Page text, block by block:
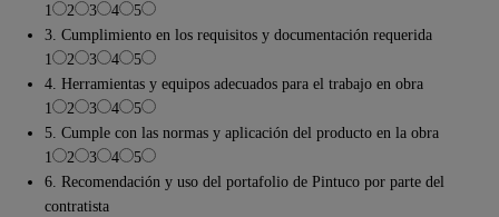
1
2 3 4
5
3. Cumplimiento en los requisitos y documentación requerida
1
2 3 4
5
4. Herramientas y equipos adecuados para el trabajo en obra
1
2 3 4
5
5. Cumple con las normas y aplicación del producto en la obra
1
2 3 4
5
6. Recomendación y uso del portafolio de Pintuco por parte del
contratista